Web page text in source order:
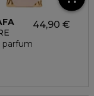
parfum
44,90 €